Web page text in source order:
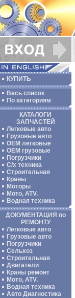
КУПИТЬ
Весь список
По категориям
КАТАЛОГИ
ЗАПЧАСТЕЙ
Легковые авто
Грузовые авто
ОЕМ легковые
OEM грузовые
Погрузчики
С/х техника
Строительная
Краны
Моторы
Мото, ATV.
Водная техника
ДОКУМЕНТАЦИЯ по
РЕМОНТУ
Легковые авто
Грузовые авто
Погрузчики
Сельхоз
Строительная
Двигатели
Краны ремонт
Мото, ATV.
Водная техника
Авто Диагностика